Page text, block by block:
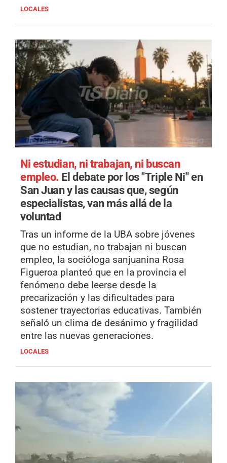
LOCALES
Ni estudian, ni trabajan, ni buscan
empleo. El debate por los "Triple Ni" en
San Juan y las causas que, según
especialistas, van más allá de la
voluntad
Tras un informe de la UBA sobre jóvenes
que no estudian, no trabajan ni buscan
empleo, la socióloga sanjuanina Rosa
Figueroa planteó que en la provincia el
fenómeno debe leerse desde la
precarización y las dificultades para
sostener trayectorias educativas. También
señaló un clima de desánimo y fragilidad
entre las nuevas generaciones.
LOCALES